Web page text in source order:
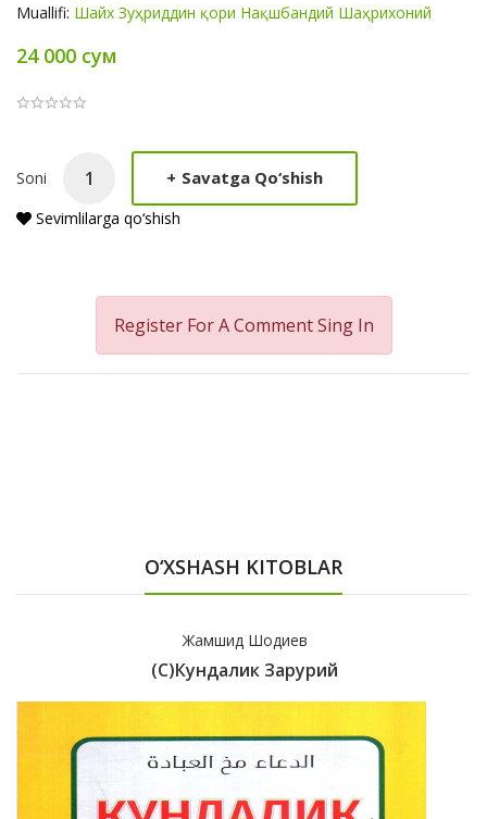
Muallifi: Шайх Зуҳриддин қори Нақшбандий Шаҳрихоний
24 000 сум
Product
Summery
Soni + Savatga Qo‘shish
Sevimlilarga qo‘shish
Register For A CommentSing In
O‘XSHASH KITOBLAR
Жамшид Шодиев
(с)Кундалик Зарурий